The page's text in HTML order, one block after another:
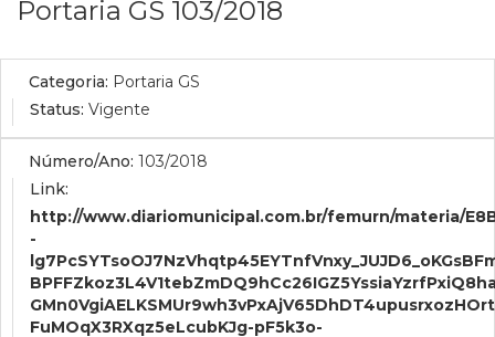
Portaria GS 103/2018
Categoria: Portaria GS
Status: Vigente
Número/Ano: 103/2018
Link:
http://www.diariomunicipal.com.br/femurn/materia/
-
FuMOqX3RXqz5eLcubKJg-pF5k3o-